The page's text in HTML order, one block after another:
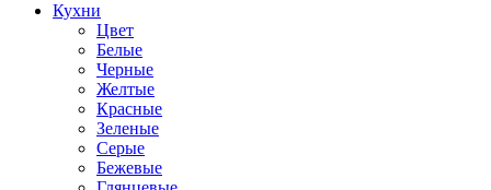
Кухни
Цвет
Белые
Черные
Желтые
Красные
Зеленые
Серые
Бежевые